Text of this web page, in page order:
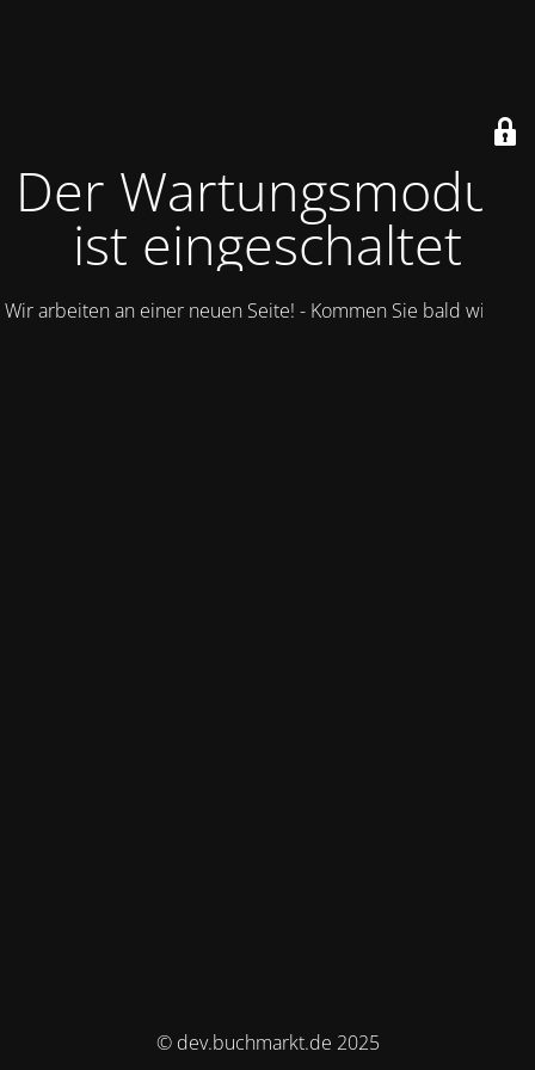
Der Wartungsmodus
ist eingeschaltet
Wir arbeiten an einer neuen Seite! - Kommen Sie bald wieder.
© dev.buchmarkt.de 2025